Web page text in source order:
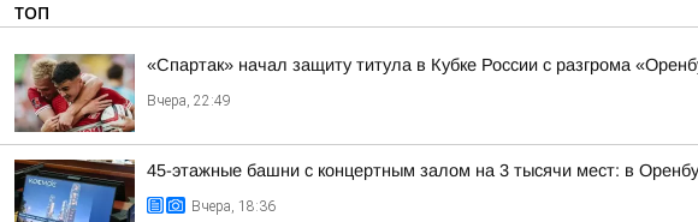
ТОП
«Спартак» начал защиту титула в Кубке России с разгрома
Вчера, 22:49
45-этажные башни с концертным залом на 3 тысячи мест: в
Вчера, 18:36